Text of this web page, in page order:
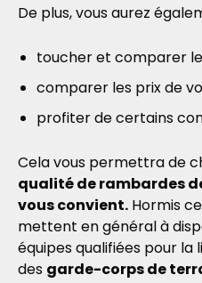
De plus, vous aurez
toucher et comparer
comparer les prix de
profiter de certains
Cela vous permettra de
qualité de rambardes
vous convient. Hormis
mettent en général à
équipes qualifiées pour
des garde-corps de